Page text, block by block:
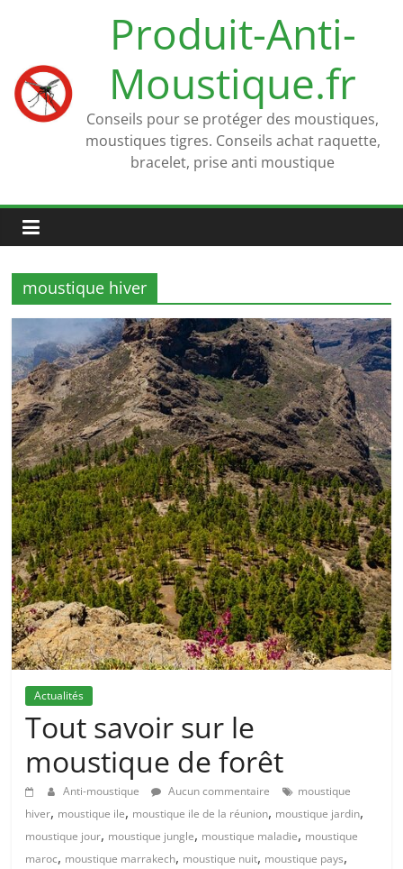
Produit-Anti-
Moustique.fr
Conseils pour se protéger des moustiques,
moustiques tigres. Conseils achat raquette,
bracelet, prise anti moustique
moustique hiver
Actualités
Tout savoir sur le
moustique de forêt
Anti-moustique Aucun commentaire
moustique
hiver, moustique ile, moustique ile de la réunion, moustique jardin,
moustique jour, moustique jungle, moustique maladie, moustique
maroc, moustique marrakech, moustique nuit, moustique pays,